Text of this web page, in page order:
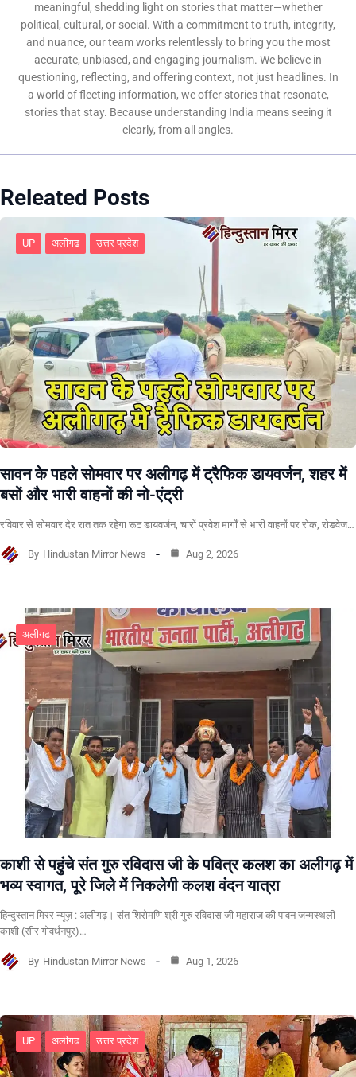
meaningful, shedding light on stories that matter—whether
political, cultural, or social. With a commitment to truth, integrity,
and nuance, our team works relentlessly to bring you the most
accurate, unbiased, and engaging journalism. We believe in
questioning, reflecting, and offering context, not just headlines. In
a world of fleeting information, we offer stories that resonate,
stories that stay. Because understanding India means seeing it
clearly, from all angles.
Releated Posts
UP अलीगढ उत्तर प्रदेश
सावन के पहले सोमवार पर अलीगढ़ में ट्रैफिक डायवर्जन, शहर में
बसों और भारी वाहनों की नो-एंट्री
रविवार से सोमवार देर रात तक रहेगा रूट डायवर्जन, चारों प्रवेश मार्गों से भारी वाहनों पर रोक, रोडवेज…
By Hindustan Mirror News Aug 2, 2026
अलीगढ
काशी से पहुंचे संत गुरु रविदास जी के पवित्र कलश का अलीगढ़ में
भव्य स्वागत, पूरे जिले में निकलेगी कलश वंदन यात्रा
हिन्दुस्तान मिरर न्यूज़ : अलीगढ़। संत शिरोमणि श्री गुरु रविदास जी महाराज की पावन जन्मस्थली
काशी (सीर गोवर्धनपुर)…
By Hindustan Mirror News Aug 1, 2026
UP अलीगढ उत्तर प्रदेश